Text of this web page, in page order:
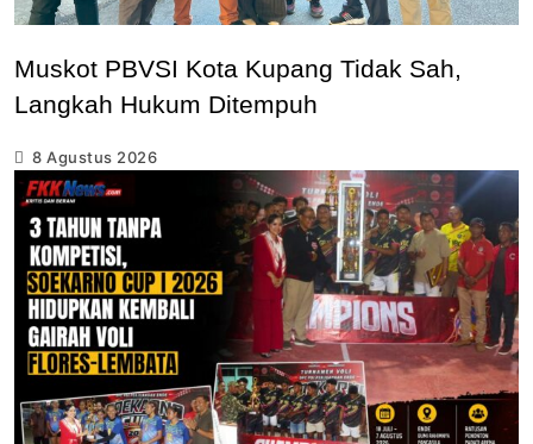
Muskot PBVSI Kota Kupang Tidak Sah,
Langkah Hukum Ditempuh
8 Agustus 2026